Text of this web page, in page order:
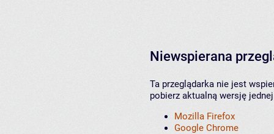
Niewspierana
Ta przeglądarka nie jest
pobierz aktualną wersję
Mozilla Firefox
Google Chrome